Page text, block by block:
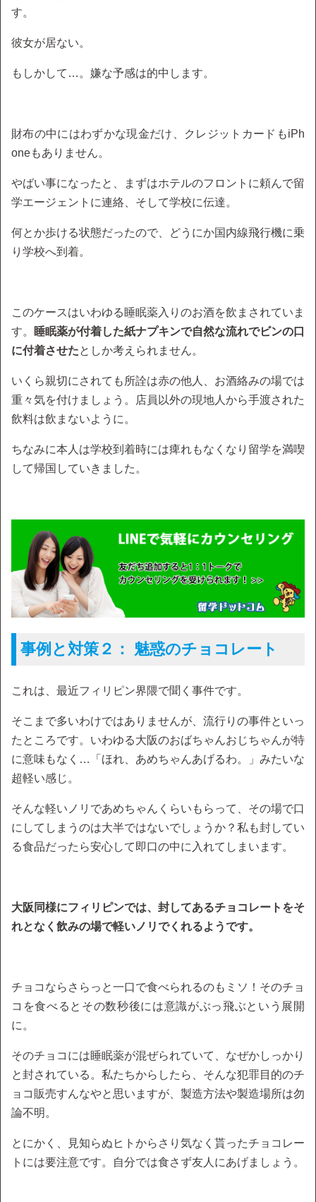
す。
彼女が居ない。
もしかして…。嫌な予感は的中します。
財布の中にはわずかな現金だけ、クレジットカードもiPh
oneもありません。
やばい事になったと、まずはホテルのフロントに頼んで留
学エージェントに連絡、そして学校に伝達。
何とか歩ける状態だったので、どうにか国内線飛行機に乗
り学校へ到着。
このケースはいわゆる睡眠薬入りのお酒を飲まされていま
す。
睡眠薬が付着した紙ナプキンで自然な流れでビンの口
に付着させたとしか考えられません。
いくら親切にされても所詮は赤の他人、お酒絡みの場では
重々気を付けましょう。店員以外の現地人から手渡された
飲料は飲まないように。
ちなみに本人は学校到着時には痺れもなくなり留学を満喫
して帰国していきました。
事例と対策２： 魅惑のチョコレート
これは、最近フィリピン界隈で聞く事件です。
そこまで多いわけではありませんが、流行りの事件といっ
たところです。いわゆる大阪のおばちゃんおじちゃんが特
に意味もなく…「ほれ、あめちゃんあげるわ。」みたいな
超軽い感じ。
そんな軽いノリであめちゃんくらいもらって、その場で口
にしてしまうのは大半ではないでしょうか？私も封してい
る食品だったら安心して即口の中に入れてしまいます。
大阪同様にフィリピンでは、封してあるチョコレートをそ
れとなく飲みの場で軽いノリでくれるようです。
チョコならさらっと一口で食べられるのもミソ！そのチョ
コを食べるとその数秒後には意識がぶっ飛ぶという展開
に。
そのチョコには睡眠薬が混ぜられていて、なぜかしっかり
と封されている。私たちからしたら、そんな犯罪目的のチ
ョコ販売すんなやと思いますが、製造方法や製造場所は勿
論不明。
とにかく、見知らぬヒトからさり気なく貰ったチョコレー
トには要注意です。自分では食さず友人にあげましょう。